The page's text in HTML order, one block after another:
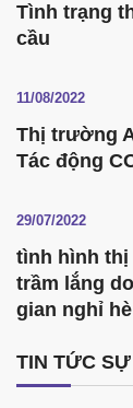
Tình trạng
cầu
11/08/2022
Thị trường
Tác động
29/07/2022
tình hình thị
trầm lắng
gian nghỉ
TIN TỨC